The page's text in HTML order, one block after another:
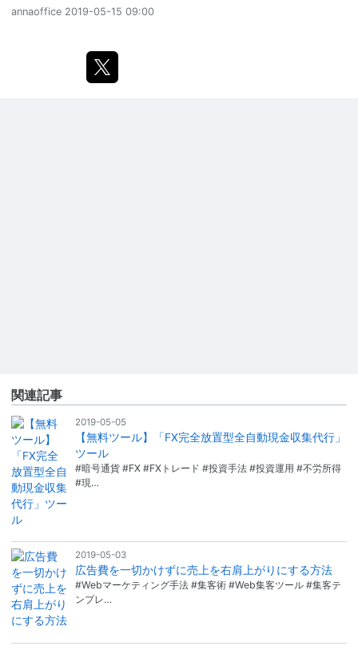
annaoffice 2019-05-15 09:00
関連記事
2019-05-05
【無料ツール】「FX完全放置型全自動現金収集代行」
ツール
#暗号通貨 #FX #FXトレード #投資手法 #投資運用 #不労所得
#現…
2019-05-03
広告費を一切かけずに売上を右肩上がりにする方法
#Webマーケティング手法 #集客術 #Web集客ツール #集客テ
ンプレ…